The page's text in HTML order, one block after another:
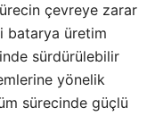
çevreye zarar
batarya üretim
sürdürülebilir
yönelik
sürecinde güçlü